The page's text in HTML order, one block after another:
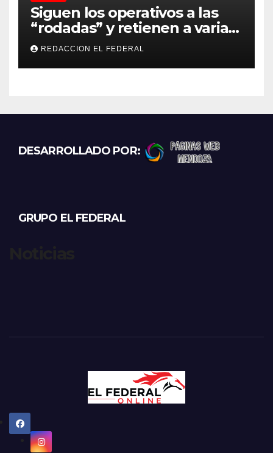
Siguen los operativos a las
“rodadas” y retienen a varias
motocicletas
REDACCION EL FEDERAL
DESARROLLADO POR:
GRUPO EL FEDERAL